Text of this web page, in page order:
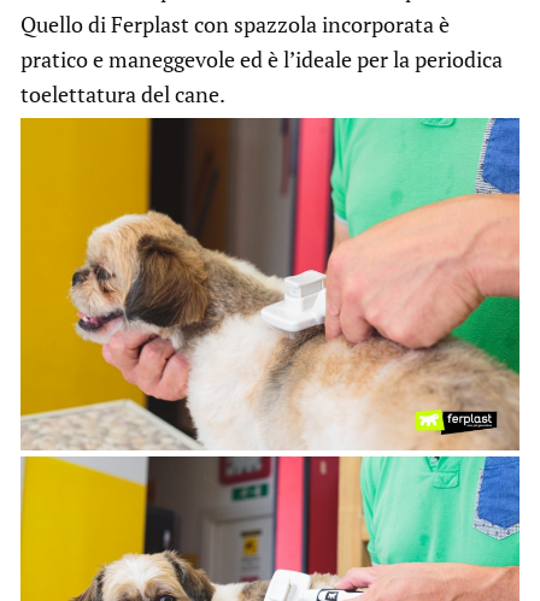
Quello di Ferplast con spazzola incorporata è
pratico e maneggevole ed è l’ideale per la periodica
toelettatura del cane.